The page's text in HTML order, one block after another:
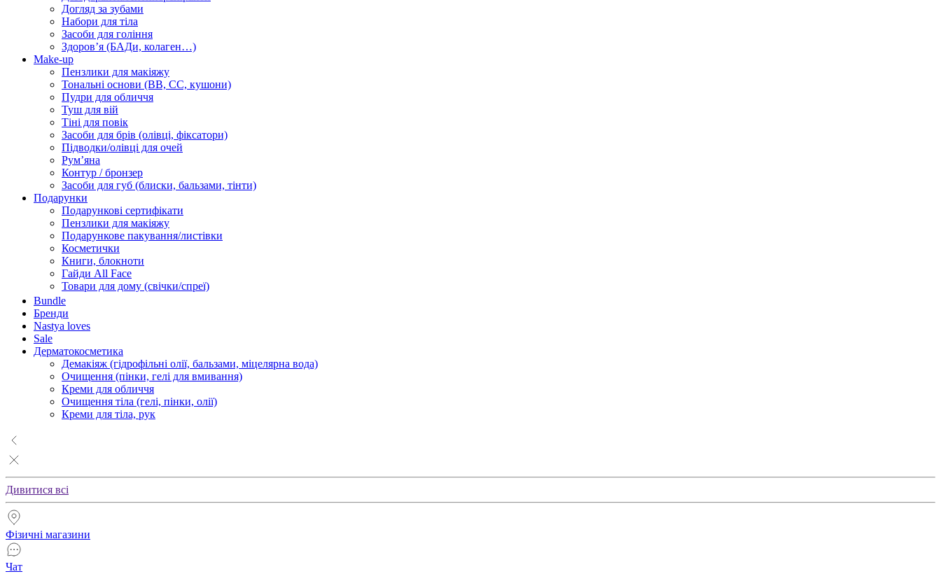
Догляд за зубами
Набори для тіла
Засоби для гоління
Здоровʼя (БАДи, колаген…)
Make-up
Пензлики для макіяжу
Тональні основи (BB, CC, кушони)
Пудри для обличчя
Туш для вій
Тіні для повік
Засоби для брів (олівці, фіксатори)
Підводки/олівці для очей
Румʼяна
Контур / бронзер
Засоби для губ (блиски, бальзами, тінти)
Подарунки
Подарункові сертифікати
Пензлики для макіяжу
Подарункове пакування/листівки
Косметички
Книги, блокноти
Гайди All Face
Товари для дому (свічки/спреї)
Bundle
Бренди
Nastya loves
Sale
Дерматокосметика
Демакіяж (гідрофільні олії, бальзами, міцелярна вода)
Очищення (пінки, гелі для вмивання)
Креми для обличчя
Очищення тіла (гелі, пінки, олії)
Креми для тіла, рук
Дивитися всі
Фізичні магазини
Чат